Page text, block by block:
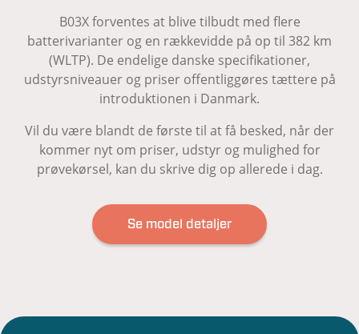
B03X forventes at blive tilbudt med flere
batterivarianter og en rækkevidde på op til 382 km
(WLTP). De endelige danske specifikationer,
udstyrsniveauer og priser offentliggøres tættere på
introduktionen i Danmark.
Vil du være blandt de første til at få besked, når der
kommer nyt om priser, udstyr og mulighed for
prøvekørsel, kan du skrive dig op allerede i dag.
Se model detaljer